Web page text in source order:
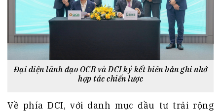
Đại diện lãnh đạo OCB và DCI ký kết biên bản ghi nhớ
hợp tác chiến lược
Về phía DCI, với danh mục đầu tư trải rộng